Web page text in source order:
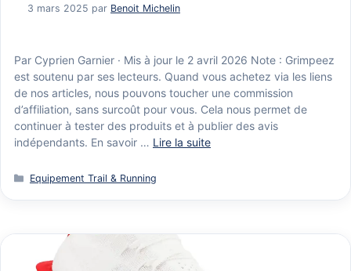
3 mars 2025 par Benoit Michelin
Par Cyprien Garnier · Mis à jour le 2 avril 2026 Note : Grimpeez
est soutenu par ses lecteurs. Quand vous achetez via les liens
de nos articles, nous pouvons toucher une commission
d’affiliation, sans surcoût pour vous. Cela nous permet de
continuer à tester des produits et à publier des avis
indépendants. En savoir … Lire la suite
Catégories
Equipement Trail & Running